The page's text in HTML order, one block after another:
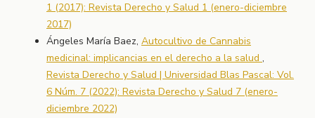
1 (2017): Revista Derecho y Salud 1 (enero-diciembre
2017)
Ángeles María Baez, Autocultivo de Cannabis
medicinal: implicancias en el derecho a la salud ,
Revista Derecho y Salud | Universidad Blas Pascal: Vol.
6 Núm. 7 (2022): Revista Derecho y Salud 7 (enero-
diciembre 2022)